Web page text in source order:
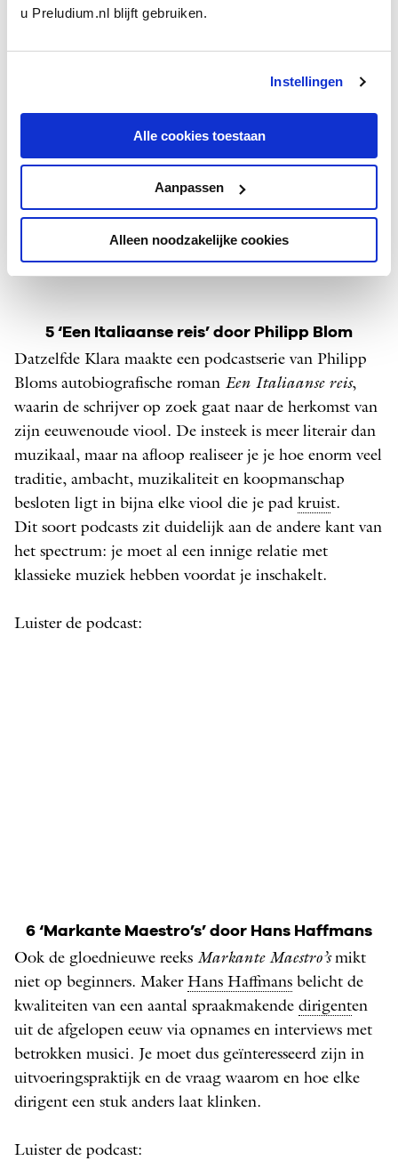
u Preludium.nl blijft gebruiken.
Instellingen
Alle cookies toestaan
Aanpassen
Alleen noodzakelijke cookies
Luister de podcast:
5 ‘Een Italiaanse reis’ door Philipp Blom
Datzelfde Klara maakte een podcastserie van Philipp
Bloms autobiografische roman Een Italiaanse reis,
waarin de schrijver op zoek gaat naar de herkomst van
zijn eeuwenoude viool. De insteek is meer literair dan
muzikaal, maar na afloop realiseer je je hoe enorm veel
traditie, ambacht, muzikaliteit en koopmanschap
besloten ligt in bijna elke viool die je pad kruist.
Dit soort podcasts zit duidelijk aan de andere kant van
het spectrum: je moet al een innige relatie met
klassieke muziek hebben voordat je inschakelt.
Luister de podcast:
6 ‘Markante Maestro’s’ door Hans Haffmans
Ook de gloednieuwe reeks Markante Maestro’smikt
niet op beginners. Maker Hans Haffmans belicht de
kwaliteiten van een aantal spraakmakende dirigenten
uit de afgelopen eeuw via opnames en interviews met
betrokken musici. Je moet dus geïnteresseerd zijn in
uitvoeringspraktijk en de vraag waarom en hoe elke
dirigent een stuk anders laat klinken.
Luister de podcast: